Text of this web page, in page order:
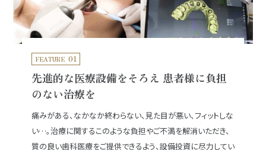
FEATURE 01
先進的な医療設備をそろえ 患者様に負担
のない治療を
痛みがある、なかなか終わらない、見た目が悪い、フィットしな
い…。治療に関するこのような負担やご不満を解消いただき、
質の良い歯科医療をご提供できるよう、設備投資に尽力してい